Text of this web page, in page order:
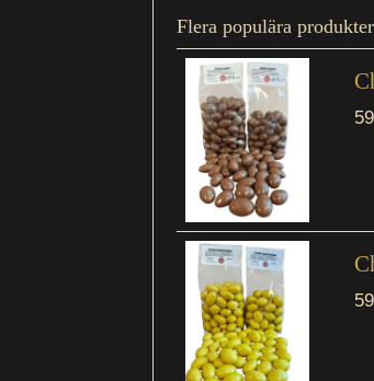
Flera populära produkter